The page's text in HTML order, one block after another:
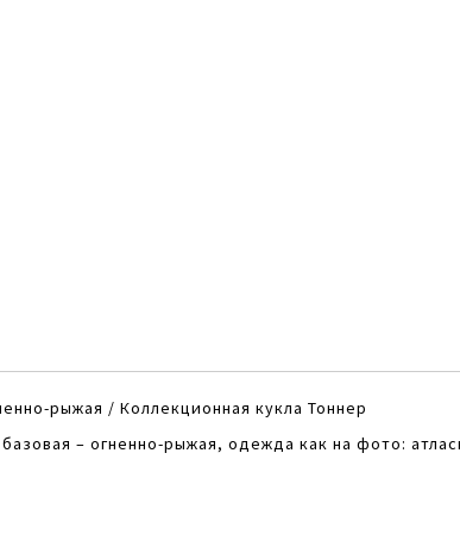
рыжая / Коллекционная кукла Тоннер
– огненно-рыжая, одежда как на фото: